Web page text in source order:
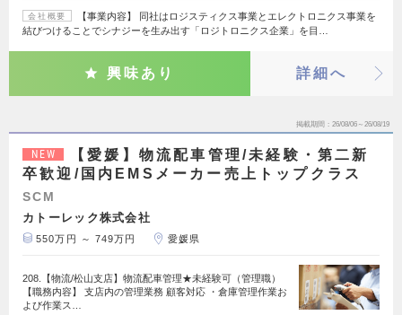
会社概要
【事業内容】 同社はロジスティクス事業とエレクトロニクス事業を
結びつけることでシナジーを生み出す「ロジトロニクス企業」を目…
興味あり 詳細へ
掲載期間 26/08/06～26/08/19
NEW
【愛媛】物流配車管理/未経験・第二新
卒歓迎/国内EMSメーカー売上トップクラス
SCM
カトーレック株式会社
550万円 ～ 749万円 愛媛県
208.【物流/松山支店】物流配車管理★未経験可（管理職）
【職務内容】 支店内の管理業務 顧客対応 ・倉庫管理作業お
よび作業ス…